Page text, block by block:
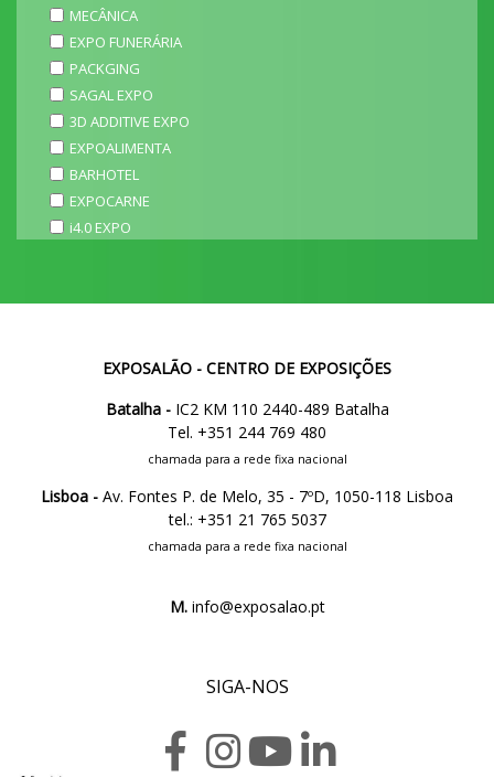
MECÂNICA
EXPO FUNERÁRIA
PACKGING
SAGAL EXPO
3D ADDITIVE EXPO
EXPOALIMENTA
BARHOTEL
EXPOCARNE
i4.0 EXPO
EXPOSALÃO - CENTRO DE EXPOSIÇÕES
Batalha -IC2 KM 110 2440-489 Batalha
Tel. +351 244 769 480
chamada para a rede fixa nacional
Lisboa - Av. Fontes P. de Melo, 35 - 7ºD, 1050-118 Lisboa
tel.: +351 21 765 5037
chamada para a rede fixa nacional
M.info@exposalao.pt
SIGA-NOS